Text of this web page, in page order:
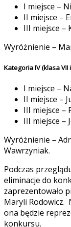
I miejsce –
II miejsce –
III miejsce –
Wyróżnienie –
Kategoria IV (klasa VII
I miejsce –
II miejsce –
III miejsce –
III miejsce –
Wyróżnienie –
Wawrzyniak.
Podczas
eliminacje do
zaprezentowało
Maryli Rodowicz.
ona będzie
konkursu.